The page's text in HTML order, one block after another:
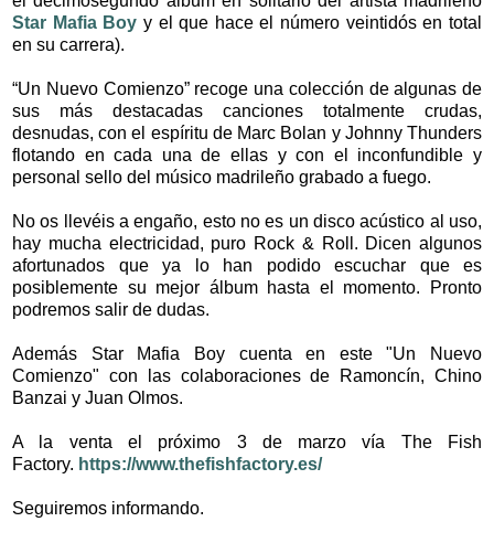
Star Mafia Boy y el que hace el número veintidós en total
en su carrera).
“Un Nuevo Comienzo” recoge una colección de algunas de
sus más destacadas canciones totalmente crudas,
desnudas, con el espíritu de Marc Bolan y Johnny Thunders
flotando en cada una de ellas y con el inconfundible y
personal sello del músico madrileño grabado a fuego.
No os llevéis a engaño, esto no es un disco acústico al uso,
hay mucha electricidad, puro Rock & Roll. Dicen algunos
afortunados que ya lo han podido escuchar que es
posiblemente su mejor álbum hasta el momento. Pronto
podremos salir de dudas.
Además Star Mafia Boy cuenta en este "Un Nuevo
Comienzo" con las colaboraciones de Ramoncín, Chino
Banzai y Juan Olmos.
A la venta el próximo 3 de marzo vía The Fish
Factory. https://www.thefishfactory.es/
Seguiremos informando.